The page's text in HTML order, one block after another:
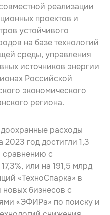
реализации
проектов и
устойчивого
на базе технологий
среды, управления
источников энергии
Российской
экономического
региона.
расходы
год достигли 1,3
сравнению с
или на 191,5 млрд
«ТехноСпарка» в
бизнесов с
«ЭФИРа» по поиску и